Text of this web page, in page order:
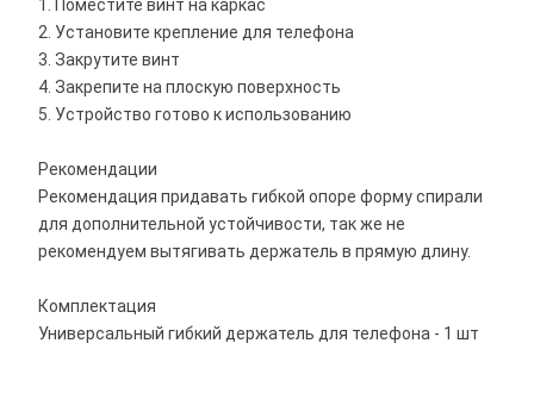
1. Поместите винт на каркас
2. Установите крепление для телефона
3. Закрутите винт
4. Закрепите на плоскую поверхность
5. Устройство готово к использованию
Рекомендации
Рекомендация придавать гибкой опоре форму спирали
для дополнительной устойчивости, так же не
рекомендуем вытягивать держатель в прямую длину.
Комплектация
Универсальный гибкий держатель для телефона - 1 шт